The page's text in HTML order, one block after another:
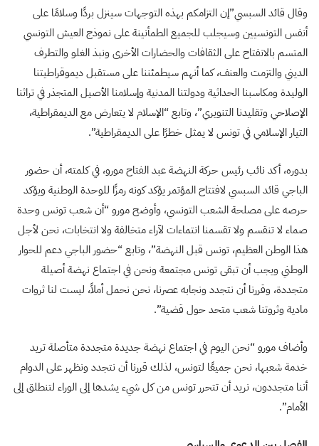
وقال قائد السبسي”إن التزامكم بهذه التوجهات سينزل بردًا وسلامًا على
أنفس التونسيين وسيجلب للجميع الطمأنينة على نموذج العيش التونسي
المتسم بالانفتاح على الثقافات والحضارات الأخرى ونبذ الغلو والتطرف
الديني والتزمت والعنف، كما أنهم سيطمئننا على مستقبل ديموقراطيتنا
الوليدة ومكاسبنا الحداثية ودولتنا المدنية وإسلامنا الأصيل المتجذر في تراثنا
الإصلاحي وتقليدنا التنويري”، وتابع “الإسلام لا يتعارض مع الديمقراطية،
التيار الإسلامي في تونس لا يمثل خطرًا على الديمقراطية”.
بدوره، أكد نائب رئيس حركة النهضة عبد الفتاح مورو، في كلمته، أن حضور
الباجي قائد السبسي لافتتاح المؤتمر يؤكد كونه رمزًا للوحدة الوطنية ويؤكد
حرصه على مصلحة الشعب التونسي، وأوضح مورو “أن شعب تونس وحدة
صماء لا تنقسم ولا تقسمنا انتماءات لآراء متخالفة ولا انتخابات، نحن لأجل
هذا الوطن العظيم، تونس قبل النهضة”، وتابع “حضور الباجي دعم للحوار
الوطني ويجب أن تبقى تونس مجتمعة ونحن في اجتماع نهضة أصيلة
متجددة، وقررنا أن نتجدد ونجابه عصرنا، نحن نحمل أملاً، ليست لنا ثروات
مادية وثروتنا شعب متحد حول قضية”.
وأضاف مورو “نحن اليوم في اجتماع نهضة جديدة متجددة متأصلة تريد
خدمة شعبها، نحن جميعًا لتونس، لذلك قررنا أن نتجدد ونظهر على الدوام
أننا متجددون، نريد أن تتحرر تونس من كل شيء يشدها إلى الوراء لتنطلق إلى
الأمام”.